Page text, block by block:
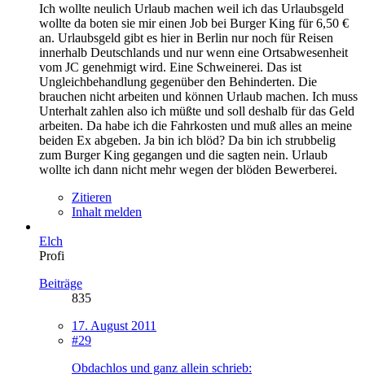
Ich wollte neulich Urlaub machen weil ich das Urlaubsgeld
wollte da boten sie mir einen Job bei Burger King für 6,50 €
an. Urlaubsgeld gibt es hier in Berlin nur noch für Reisen
innerhalb Deutschlands und nur wenn eine Ortsabwesenheit
vom JC genehmigt wird. Eine Schweinerei. Das ist
Ungleichbehandlung gegenüber den Behinderten. Die
brauchen nicht arbeiten und können Urlaub machen. Ich muss
Unterhalt zahlen also ich müßte und soll deshalb für das Geld
arbeiten. Da habe ich die Fahrkosten und muß alles an meine
beiden Ex abgeben. Ja bin ich blöd? Da bin ich strubbelig
zum Burger King gegangen und die sagten nein. Urlaub
wollte ich dann nicht mehr wegen der blöden Bewerberei.
Zitieren
Inhalt melden
Elch
Profi
Beiträge
835
17. August 2011
#29
Obdachlos und ganz allein schrieb: